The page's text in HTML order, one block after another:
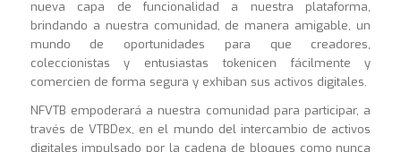
nueva capa de funcionalidad a nuestra plataforma,
brindando a nuestra comunidad, de manera amigable, un
mundo de oportunidades para que creadores,
coleccionistas y entusiastas tokenicen fácilmente y
comercien de forma segura y exhiban sus activos digitales.
NFVTB empoderará a nuestra comunidad para participar, a
través de VTBDex, en el mundo del intercambio de activos
digitales impulsado por la cadena de bloques como nunca